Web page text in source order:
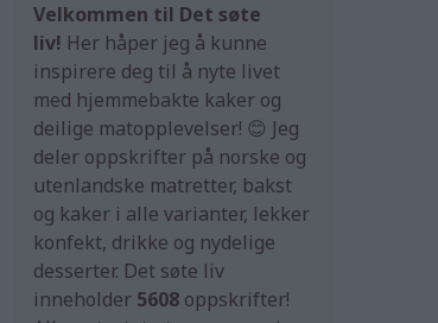
Velkommen til Det søte
liv! Her håper jeg å kunne
inspirere deg til å nyte livet
med hjemmebakte kaker og
deilige matopplevelser! 😊 Jeg
deler oppskrifter på norske og
utenlandske matretter, bakst
og kaker i alle varianter, lekker
konfekt, drikke og nydelige
desserter. Det søte liv
inneholder 5608 oppskrifter!